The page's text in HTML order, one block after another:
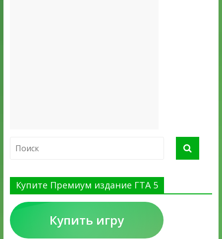
Купите Премиум издание ГТА 5
Купить игру